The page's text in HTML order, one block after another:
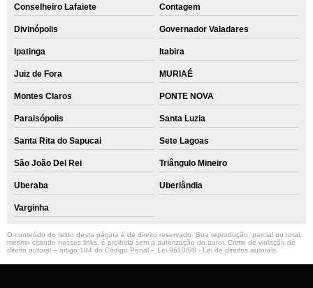
Conselheiro Lafaiete Contagem
Divinópolis Governador Valadares
Ipatinga Itabira
Juiz de Fora MURIAÉ
Montes Claros PONTE NOVA
Paraisópolis Santa Luzia
Santa Rita do Sapucai Sete Lagoas
São João Del Rei Triângulo Mineiro
Uberaba Uberlândia
Varginha
O conteúdo do texto desta página é de direito reservado. Sua reprodução, parcial ou total,
mesmo citando nossos links, é proibida sem a autorização do autor. Crime de violação de
direito autoral – artigo 184 do Código Penal – Lei 9610/98 - Lei de direitos autorais